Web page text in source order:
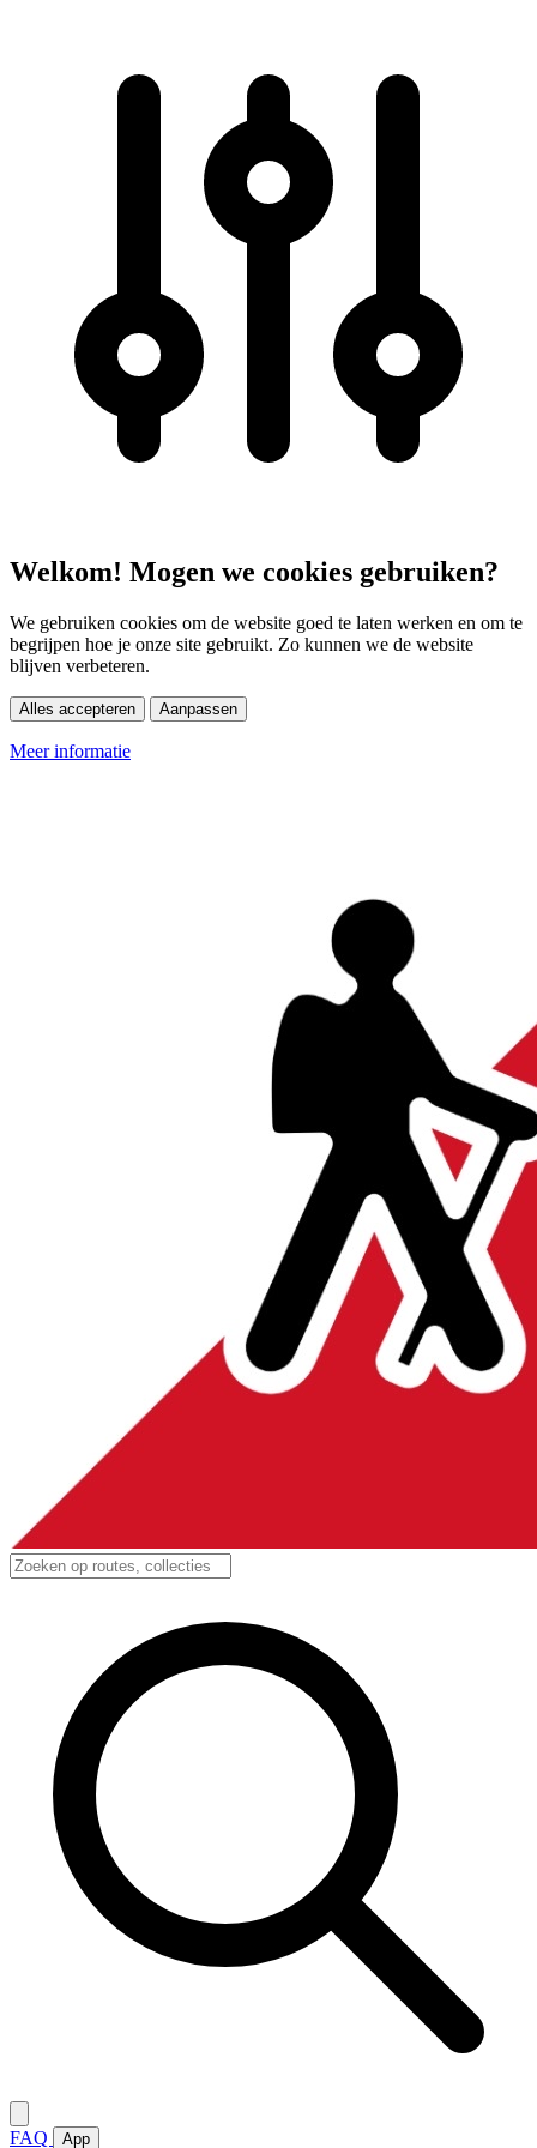
Welkom! Mogen we cookies gebruiken?
We gebruiken cookies om de website goed te laten werken en om te
begrijpen hoe je onze site gebruikt. Zo kunnen we de website
blijven verbeteren.
Alles accepteren Aanpassen
Meer informatie
FAQ App